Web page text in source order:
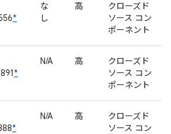
*
な
し
高
クローズド
ソース コン
ポーネント
*
N/A 高
クローズド
ソース コン
ポーネント
*
N/A 高
クローズド
ソース コン